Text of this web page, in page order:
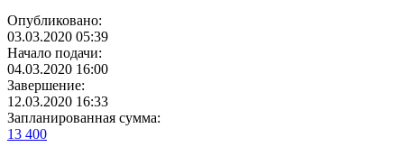
Опубликовано:
03.03.2020 05:39
Начало подачи:
04.03.2020 16:00
Завершение:
12.03.2020 16:33
Запланированная сумма:
13 400